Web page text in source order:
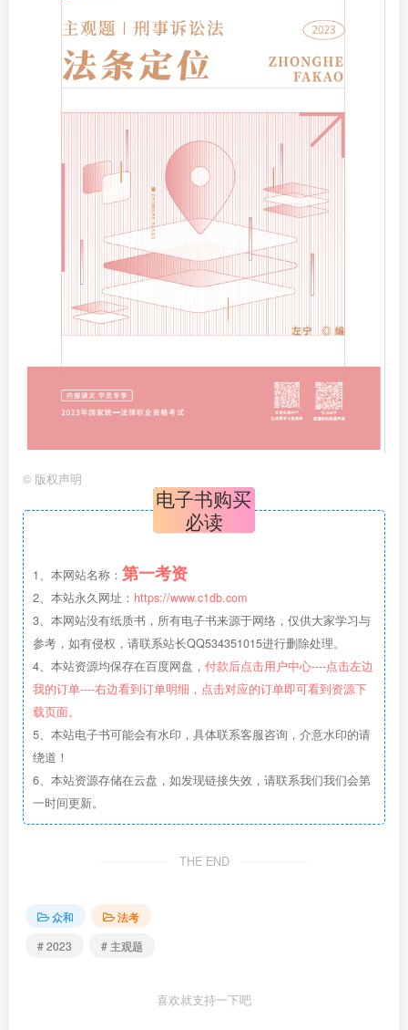
© 版权声明
电子书购买
必读
1、本网站名称： 第一考资
2、本站永久网址： https://www.c1db.com
3、本网站没有纸质书，所有电子书来源于网络，仅供大家学习与
参考，如有侵权，请联系站长QQ534351015进行删除处理。
4、本站资源均保存在百度网盘， 付款后点击用户中心----点击左边
我的订单----右边看到订单明细，点击对应的订单即可看到资源下
载页面。
5、本站电子书可能会有水印，具体联系客服咨询，介意水印的请
绕道！
6、本站资源存储在云盘，如发现链接失效，请联系我们我们会第
一时间更新。
THE END
众和
法考
# 2023
# 主观题
喜欢就支持一下吧